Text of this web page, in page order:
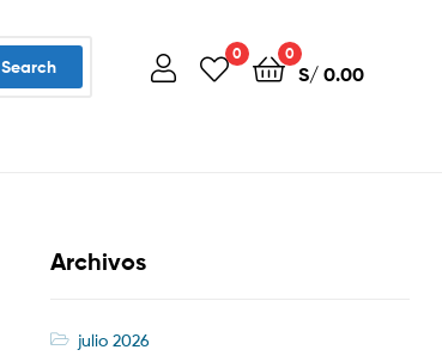
Search
0 0
S/0.00
Archivos
julio 2026